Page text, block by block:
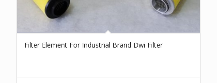
Filter Element For Industrial Brand Dwi Filter